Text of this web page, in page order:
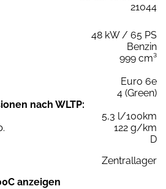
21044
48 kW / 65 PS
Benzin
999 cm³
Euro 6e
4 (Green)
nach WLTP:
5,3 l/100km
122 g/km
D
Zentrallager
anzeigen